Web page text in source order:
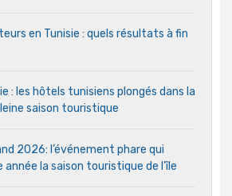
en Tunisie : quels résultats à fin
: les hôtels tunisiens plongés dans la
saison touristique
2026: l’événement phare qui
la saison touristique de l’île